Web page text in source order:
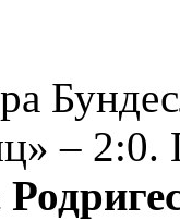
– 2:0.